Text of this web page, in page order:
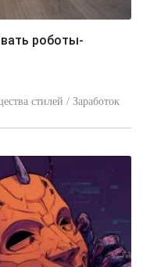
стилей / Заработок